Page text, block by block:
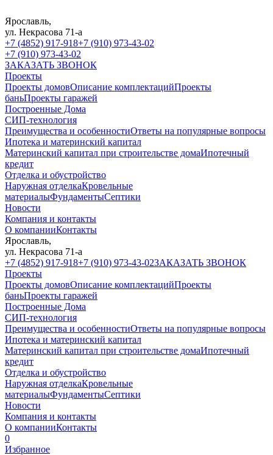
Ярославль,
ул. Некрасова 71-а
+7 (4852) 917-918+7 (910) 973-43-02
+7 (910) 973-43-02
ЗАКАЗАТЬ ЗВОНОК
Проекты
Проекты домовОписание комплектацийПроекты
баньПроекты гаражей
Построенные Дома
СИП-технология
Преимущества и особенностиОтветы на популярные вопросы
Ипотека и материнский капитал
Материнский капитал при строительстве домаИпотечный
кредит
Отделка и обустройство
Наружная отделкаКровельные
материалыФундаментыСептики
Новости
Компания и контакты
О компанииКонтакты
Ярославль,
ул. Некрасова 71-а
+7 (4852) 917-918+7 (910) 973-43-02ЗАКАЗАТЬ ЗВОНОК
Проекты
Проекты домовОписание комплектацийПроекты
баньПроекты гаражей
Построенные Дома
СИП-технология
Преимущества и особенностиОтветы на популярные вопросы
Ипотека и материнский капитал
Материнский капитал при строительстве домаИпотечный
кредит
Отделка и обустройство
Наружная отделкаКровельные
материалыФундаментыСептики
Новости
Компания и контакты
О компанииКонтакты
0
Избранное